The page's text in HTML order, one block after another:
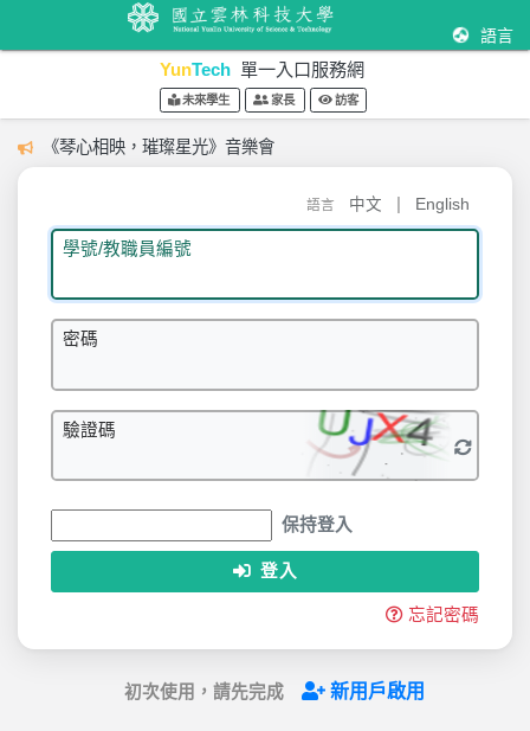
語言
YunTech 單一入口服務網
未來學生 家長 訪客
《琴心相映，璀璨星光》音樂會
語言 中文 English
學號/教職員編號
密碼
驗證碼
保持登入
登入
忘記密碼
初次使用，請先完成 新用戶啟用